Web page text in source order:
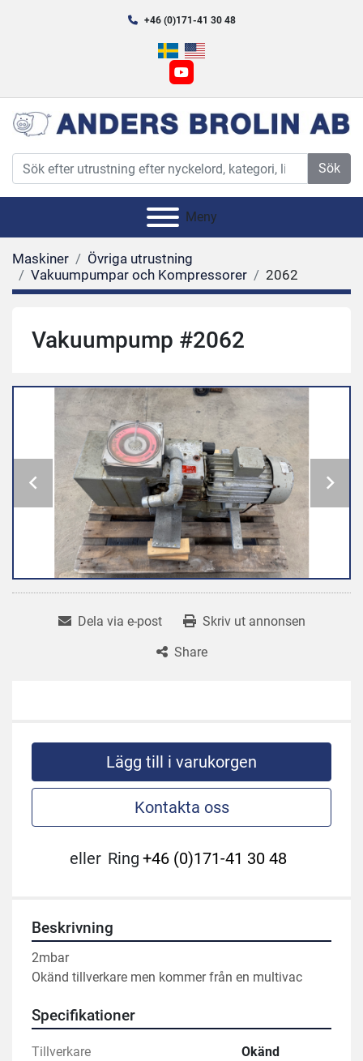
+46 (0)171-41 30 48
youtube
Sök
Meny
Maskiner
Övriga utrustning
Vakuumpumpar och Kompressorer
2062
Vakuumpump #2062
Dela via e-post
Skriv ut annonsen
Share
Lägg till i varukorgen
Kontakta oss
eller Ring +46 (0)171-41 30 48
Beskrivning
2mbar
Okänd tillverkare men kommer från en multivac
Specifikationer
Tillverkare Okänd